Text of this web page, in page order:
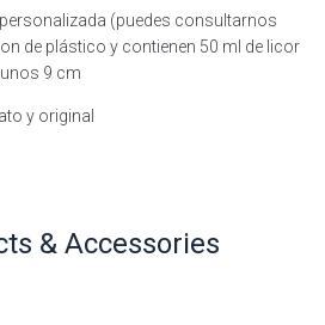
(puedes consultarnos
de plástico y contienen 50 ml de licor
9 cm
y original
& Accessories